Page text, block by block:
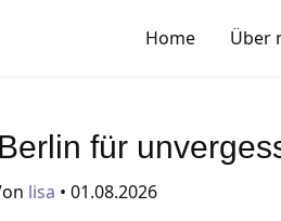
Home Über
für
lisa • 01.08.2026